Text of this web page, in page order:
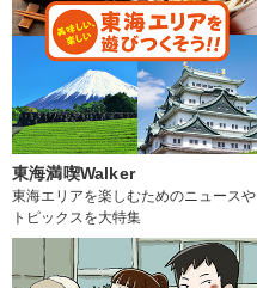
東海満喫Walker
東海エリアを楽しむためのニュースや
トピックスを大特集